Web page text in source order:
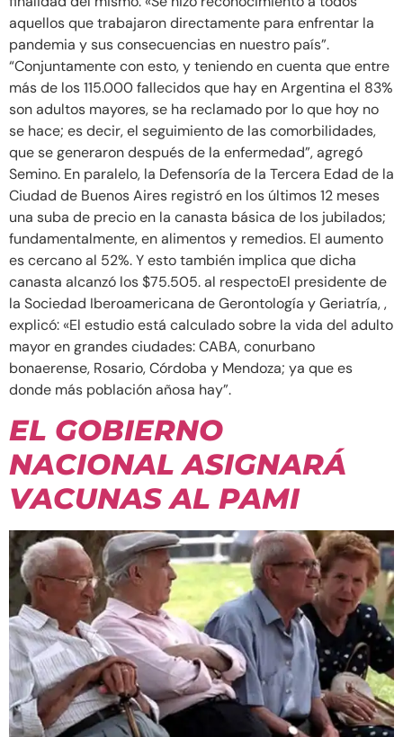
aquellos que trabajaron directamente para enfrentar la
pandemia y sus consecuencias en nuestro país”.
“Conjuntamente con esto, y teniendo en cuenta que entre
más de los 115.000 fallecidos que hay en Argentina el 83%
son adultos mayores, se ha reclamado por lo que hoy no
se hace; es decir, el seguimiento de las comorbilidades,
que se generaron después de la enfermedad”, agregó
Semino. En paralelo, la Defensoría de la Tercera Edad de la
Ciudad de Buenos Aires registró en los últimos 12 meses
una suba de precio en la canasta básica de los jubilados;
fundamentalmente, en alimentos y remedios. El aumento
es cercano al 52%. Y esto también implica que dicha
canasta alcanzó los $75.505. al respectoEl presidente de
la Sociedad Iberoamericana de Gerontología y Geriatría, ,
explicó: «El estudio está calculado sobre la vida del adulto
mayor en grandes ciudades: CABA, conurbano
bonaerense, Rosario, Córdoba y Mendoza; ya que es
donde más población añosa hay”.
EL GOBIERNO
NACIONAL ASIGNARÁ
VACUNAS AL PAMI